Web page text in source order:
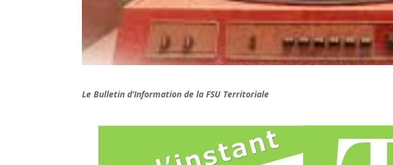
Le Bulletin d’Information de la FSU Territoriale